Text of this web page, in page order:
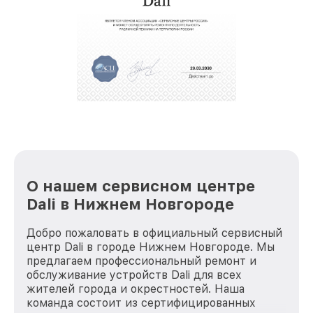
крупногабаритной техники, которые
обеспечат доставку устройств в сервис в
полной сохранности и бесплатно.
положительные отзывы и обрели отличную
репутацию. Мы постоянно совершенствуемся и
О нашем сервисном центре
Dali в Нижнем Новгороде
Добро пожаловать в официальный сервисный
центр Dali в городе Нижнем Новгороде. Мы
предлагаем профессиональный ремонт и
обслуживание устройств Dali для всех
жителей города и окрестностей. Наша
команда состоит из сертифицированных